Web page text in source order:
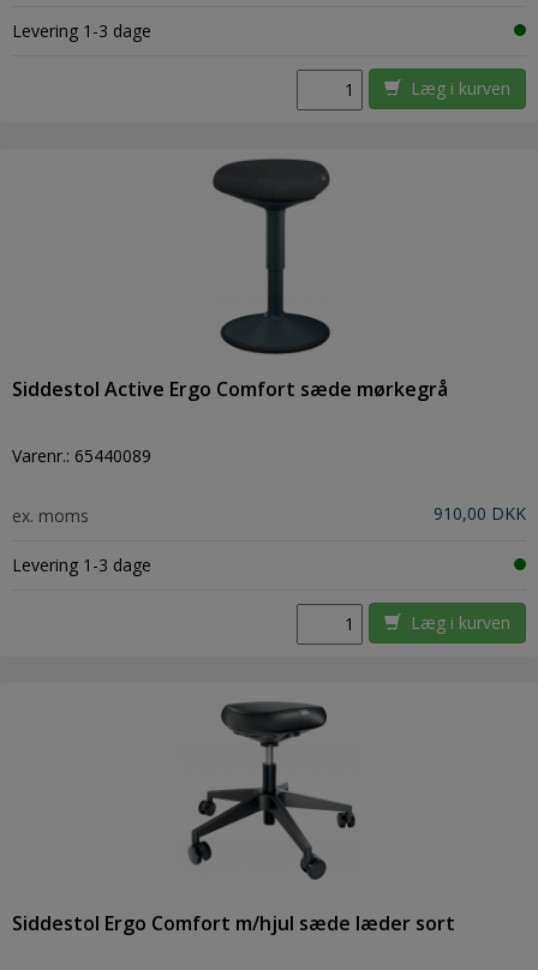
Levering 1-3 dage
Læg i kurven
Siddestol Active Ergo Comfort sæde mørkegrå
Varenr.: 65440089
ex. moms 910,00 DKK
Levering 1-3 dage
Læg i kurven
Siddestol Ergo Comfort m/hjul sæde læder sort